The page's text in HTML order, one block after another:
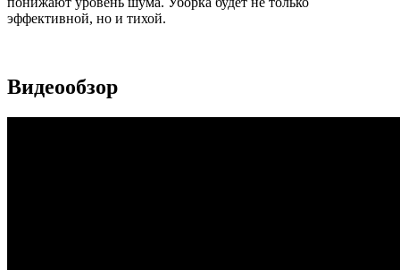
эффективной, но и тихой.
Видеообзор